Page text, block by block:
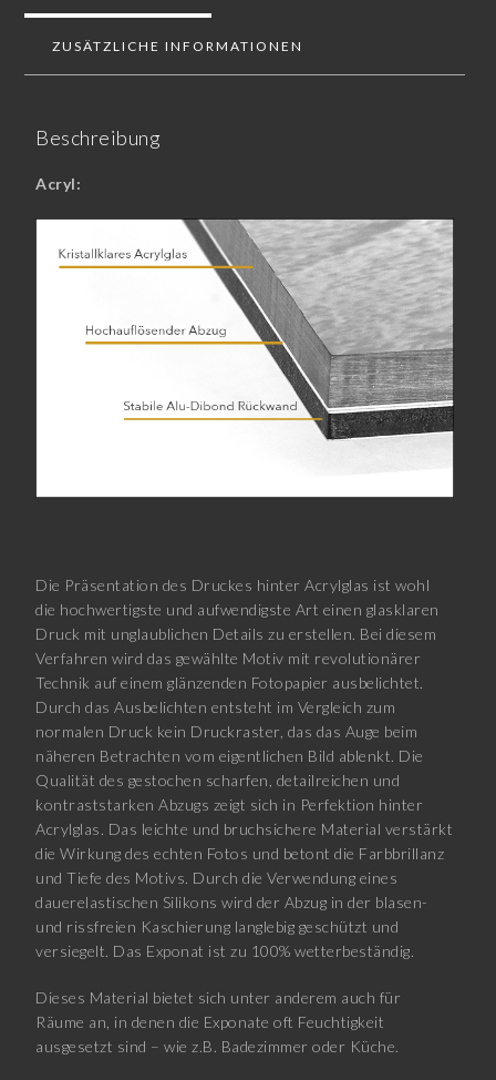
ZUSÄTZLICHE INFORMATIONEN
Beschreibung
Acryl:
Die Präsentation des Druckes hinter Acrylglas ist wohl
die hochwertigste und aufwendigste Art einen glasklaren
Druck mit unglaublichen Details zu erstellen. Bei diesem
Verfahren wird das gewählte Motiv mit revolutionärer
Technik auf einem glänzenden Fotopapier ausbelichtet.
Durch das Ausbelichten entsteht im Vergleich zum
normalen Druck kein Druckraster, das das Auge beim
näheren Betrachten vom eigentlichen Bild ablenkt. Die
Qualität des gestochen scharfen, detailreichen und
kontraststarken Abzugs zeigt sich in Perfektion hinter
Acrylglas. Das leichte und bruchsichere Material verstärkt
die Wirkung des echten Fotos und betont die Farbbrillanz
und Tiefe des Motivs. Durch die Verwendung eines
dauerelastischen Silikons wird der Abzug in der blasen-
und rissfreien Kaschierung langlebig geschützt und
versiegelt. Das Exponat ist zu 100% wetterbeständig.
Dieses Material bietet sich unter anderem auch für
Räume an, in denen die Exponate oft Feuchtigkeit
ausgesetzt sind – wie z.B. Badezimmer oder Küche.